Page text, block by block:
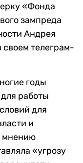
«Фонда
зампреда
Андрея
своем телеграм-
годы
работы
для
и
мнению
«угрозу